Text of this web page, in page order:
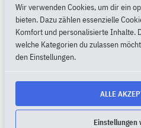
PimpMyPony.shop®
2026 Copyright by MietMaxX.shop® |
► VERTRAG WIDERRUFEN
Wir verwenden Cookies, um dir ein
bieten. Dazu zählen essenzielle
Komfort und personalisierte Inhalte.
welche Kategorien du zulassen
den Einstellungen.
ALLE
Einstellungen